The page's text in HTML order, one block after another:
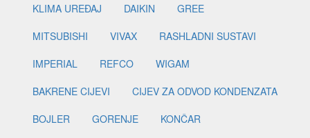
KLIMA UREĐAJ
DAIKIN
GREE
MITSUBISHI
VIVAX
RASHLADNI SUSTAVI
IMPERIAL
REFCO
WIGAM
BAKRENE CIJEVI
CIJEV ZA ODVOD KONDENZATA
BOJLER
GORENJE
KONČAR